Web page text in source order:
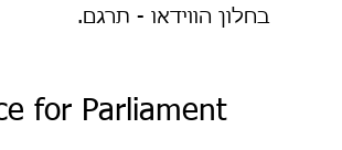
משפחת המלוכה פרימיום
ביקורת טלוויזיה עיצוב
בחלון הווידאו - תרגם.
for Parliament